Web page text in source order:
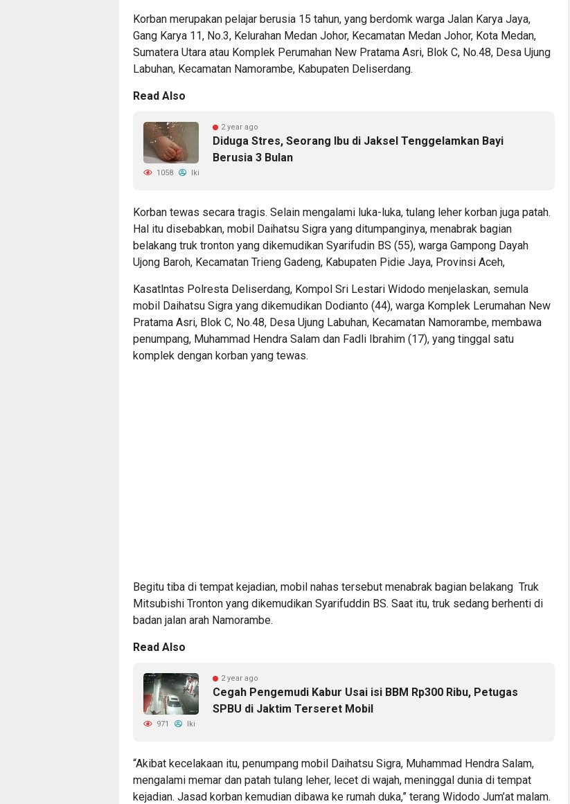
Korban merupakan pelajar berusia 15 tahun, yang berdomk warga Jalan Karya Jaya,
Gang Karya 11, No.3, Kelurahan Medan Johor, Kecamatan Medan Johor, Kota Medan,
Sumatera Utara atau Komplek Perumahan New Pratama Asri, Blok C, No.48, Desa Ujung
Labuhan, Kecamatan Namorambe, Kabupaten Deliserdang.
Read Also
2 year ago
Diduga Stres, Seorang Ibu di Jaksel Tenggelamkan Bayi
Berusia 3 Bulan
1058 Iki
Korban tewas secara tragis. Selain mengalami luka-luka, tulang leher korban juga patah.
Hal itu disebabkan, mobil Daihatsu Sigra yang ditumpanginya, menabrak bagian
belakang truk tronton yang dikemudikan Syarifudin BS (55), warga Gampong Dayah
Ujong Baroh, Kecamatan Trieng Gadeng, Kabupaten Pidie Jaya, Provinsi Aceh,
Kasatlntas Polresta Deliserdang, Kompol Sri Lestari Widodo menjelaskan, semula
mobil Daihatsu Sigra yang dikemudikan Dodianto (44), warga Komplek Lerumahan New
Pratama Asri, Blok C, No.48, Desa Ujung Labuhan, Kecamatan Namorambe, membawa
penumpang, Muhammad Hendra Salam dan Fadli Ibrahim (17), yang tinggal satu
komplek dengan korban yang tewas.
Begitu tiba di tempat kejadian, mobil nahas tersebut menabrak bagian belakang Truk
Mitsubishi Tronton yang dikemudikan Syarifuddin BS. Saat itu, truk sedang berhenti di
badan jalan arah Namorambe.
Read Also
2 year ago
Cegah Pengemudi Kabur Usai isi BBM Rp300 Ribu, Petugas
SPBU di Jaktim Terseret Mobil
971 Iki
“Akibat kecelakaan itu, penumpang mobil Daihatsu Sigra, Muhammad Hendra Salam,
mengalami memar dan patah tulang leher, lecet di wajah, meninggal dunia di tempat
kejadian. Jasad korban kemudian dibawa ke rumah duka,” terang Widodo Jum’at malam.